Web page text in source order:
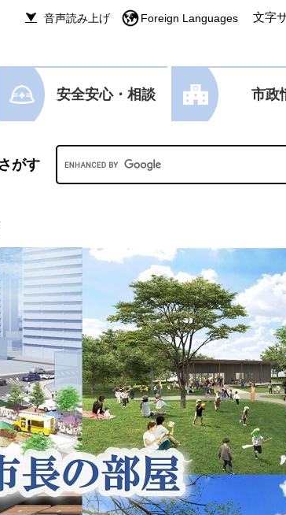
音声読み上げ Foreign Languages 文字
安全安心・相談 市政
Googleカスタム検索